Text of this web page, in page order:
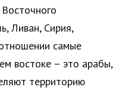
Ливан, Сирия,
самые
востоке – это арабы,
территорию